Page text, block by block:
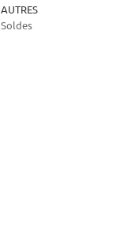
AUTRES
Soldes